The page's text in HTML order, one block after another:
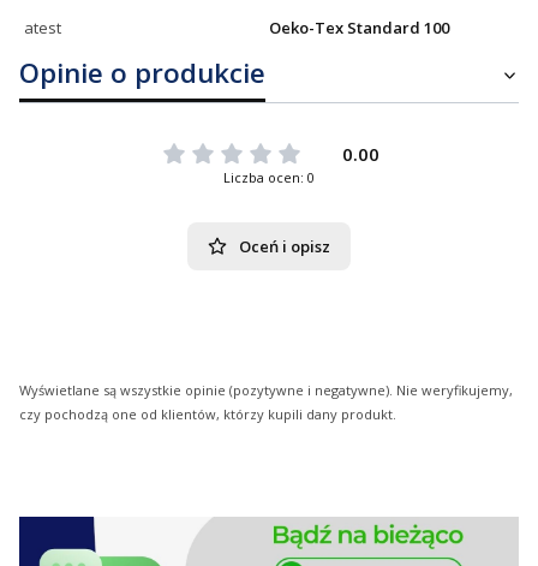
atest
Oeko-Tex Standard 100
Opinie o produkcie
0.00
Liczba ocen: 0
Oceń i opisz
Wyświetlane są wszystkie opinie (pozytywne i negatywne). Nie weryfikujemy,
czy pochodzą one od klientów, którzy kupili dany produkt.